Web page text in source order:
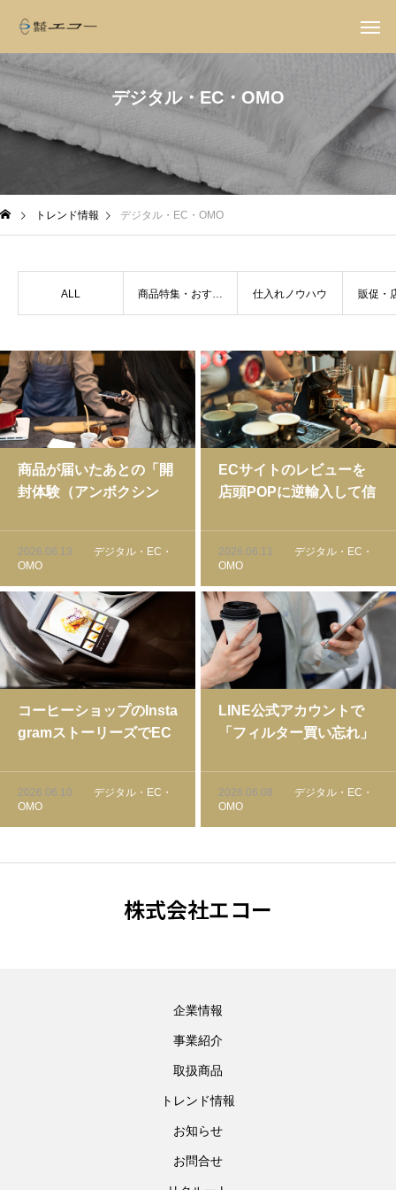
デジタル・EC・OMO
トレンド情報 デジタル・EC・OMO
ALL 商品特集・おすす 仕入れノウハウ 販促・
商品が届いたあとの「開
封体験（アンボクシン
要性｜コーヒーショップ
のEC戦略
2026.06.13
デジタル・EC・
OMO
ECサイトのレビューを
店頭POPに逆輸入して信
ヒーショップの物販戦略
2026.06.11
デジタル・EC・
OMO
コーヒーショップのInsta
gramストーリーズでEC
践コピー例付き】
2026.06.10
デジタル・EC・
OMO
LINE公式アカウントで
「フィルター買い忘れ」
ショップの消耗品売上を
仕組み化する
2026.06.08
デジタル・EC・
OMO
株式会社エコー
企業情報
事業紹介
取扱商品
トレンド情報
お知らせ
お問合せ